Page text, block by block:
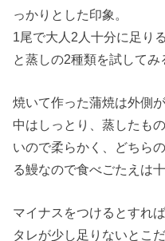
っかりとした印象。
1尾で大人2人十分に足り
と蒸しの2種類を試してみ
焼いて作った蒲焼は外側
中はしっとり、蒸したも
いので柔らかく、どちら
る鰻なので食べごたえは
マイナスをつけるとすれ
タレが少し足りないとこだ